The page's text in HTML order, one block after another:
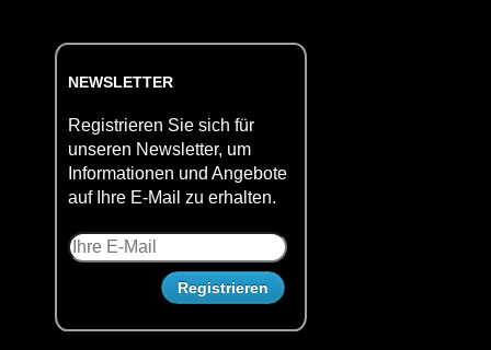
NEWSLETTER
Registrieren Sie sich für
unseren Newsletter, um
Informationen und Angebote
auf Ihre E-Mail zu erhalten.